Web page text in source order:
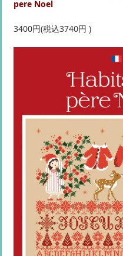
pere Noel
3400円(税込3740円 )